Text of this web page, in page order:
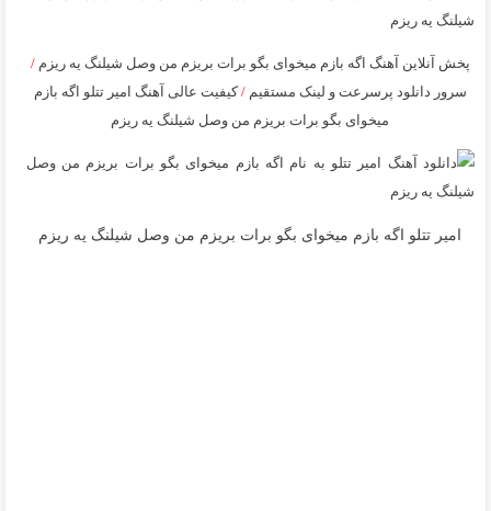
پخش آنلاین آهنگ اگه بازم ميخواى بگو برات بريزم من وصل شيلنگ يه ريزم/
سرور دانلود پرسرعت و لینک مستقیم/کیفیت عالی آهنگ امیر تتلو اگه بازم
ميخواى بگو برات بريزم من وصل شيلنگ يه ريزم
امیر تتلو اگه بازم ميخواى بگو برات بريزم من وصل شيلنگ يه ريزم